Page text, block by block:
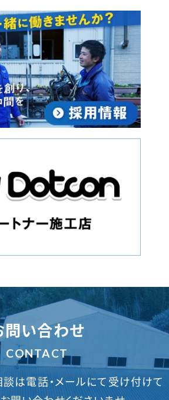
問い合わせ
CONTACT
談は電話・メールにて受け付けて